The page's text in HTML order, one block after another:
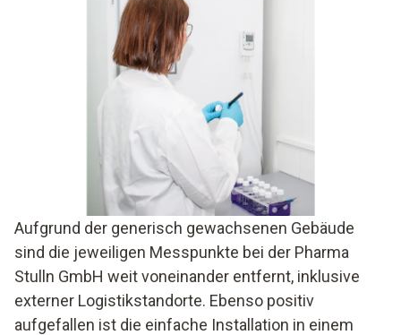
Aufgrund der generisch gewachsenen Gebäude
sind die jeweiligen Messpunkte bei der Pharma
Stulln GmbH weit voneinander entfernt, inklusive
externer Logistikstandorte. Ebenso positiv
aufgefallen ist die einfache Installation in einem